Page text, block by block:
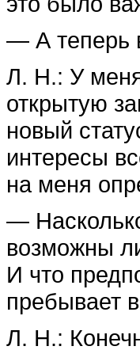
— А теперь
Л. Н.: У
открытую
новый
интересы
на меня
—
возможны
И что
пребывает
Л. Н.: